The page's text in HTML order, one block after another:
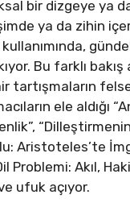
bir dizgeye ya
ya da zihin
Bu farklı
tartışmaların
ele aldığı
Aristoteles’te
Problemi: Akıl,
ufuk açıyor.